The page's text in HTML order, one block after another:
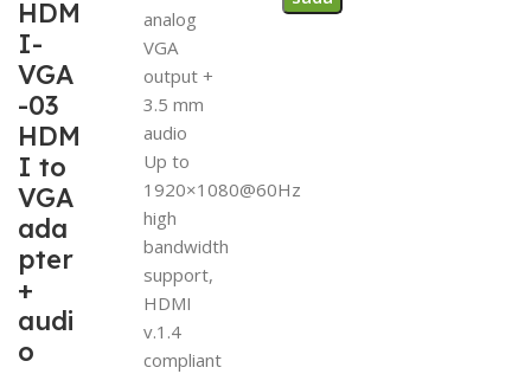
HDM
I-
VGA
-03
HDM
I to
VGA
ada
pter
+
audi
o
analog
VGA
output +
3.5 mm
audio
Up to
1920×1080@60Hz
high
bandwidth
support,
HDMI
v.1.4
compliant